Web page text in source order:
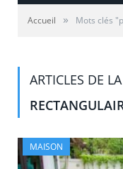
Accueil » Mots clés
ARTICLES DE
MAISON